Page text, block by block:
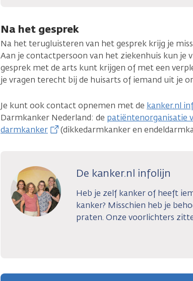
Na het gesprek
Na het terugluisteren van het gesprek krijg je
Aan je contactpersoon van het ziekenhuis kun je
gesprek met de arts kunt krijgen of met een
je vragen terecht bij de huisarts of iemand uit je
Je kunt ook contact opnemen met de kanker.nl
Darmkanker Nederland: de patiëntenorganisatie
darmkanker
(dikkedarmkanker en
De kanker.nl infolijn
Heb je zelf kanker of heeft
kanker? Misschien heb je
praten. Onze voorlichters